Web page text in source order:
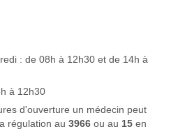
: de 08h à 12h30 et de 14h à
à 12h30
d'ouverture un médecin peut
régulation au 3966ou au 15en